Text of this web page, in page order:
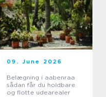
09. June 2026
Belægning i aabenraa
sådan får du holdbare
og flotte udearealer